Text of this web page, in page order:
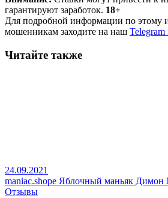
гарантируют заработок. 18+
Для подробной информации по этому
мошенникам заходите на наш Telegram
Читайте также
24.09.2021
maniac.shope Яблочный маньяк Димон
Отзывы